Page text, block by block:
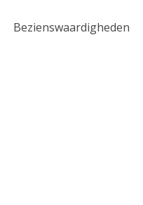
Bezienswaardigheden